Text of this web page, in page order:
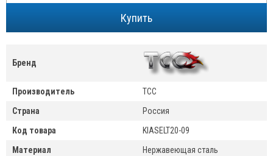
Бренд
Производитель
ТСС
Страна
Россия
Код товара
KIASELT20-09
Материал
Нержавеющая сталь